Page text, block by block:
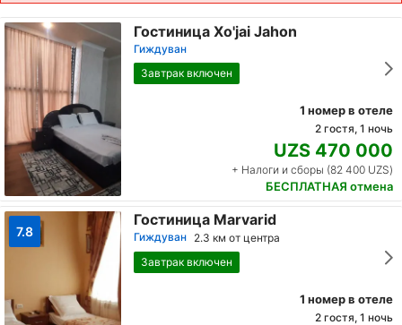
Гостиница Xo'jai Jahon
Гиждуван
Завтрак включен
1 номер в отеле
2 гостя, 1 ночь
UZS 470 000
+ Налоги и сборы (82 400 UZS)
БЕСПЛАТНАЯ отмена
7.8
Гостиница Marvarid
Гиждуван 2.3 км от центра
Завтрак включен
1 номер в отеле
2 гостя, 1 ночь